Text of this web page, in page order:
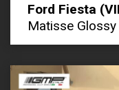
Ford Fiesta
Matisse